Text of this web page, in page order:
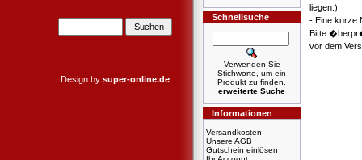
Design by super-online.de
Schnellsuche
Verwenden Sie
Stichworte, um ein
Produkt zu finden.
erweiterte Suche
Informationen
Versandkosten
Unsere AGB
Gutschein einlösen
liegen.)
- Eine kurze
Bitte
vor dem